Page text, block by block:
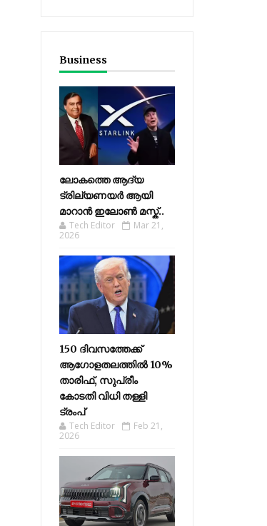
Business
ലോകത്തെ ആദ്യ
ട്രില്യണയർ ആയി
മാറാൻ ഇലോൺ മസ്ക്..
Tech Editor
Mar 21,
2026
150 ദിവസത്തേക്ക്
ആഗോളതലത്തിൽ 10%
താരിഫ്, സുപ്രീം
കോടതി വിധി തള്ളി
ട്രംപ്
Tech Editor
Feb 21,
2026